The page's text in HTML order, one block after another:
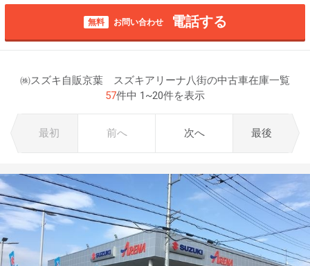
無料 お問い合わせ 電話する
㈱スズキ自販京葉 スズキアリーナ八街の中古車在庫一覧
57件中 1~20件を表示
最初 前へ 次へ 最後